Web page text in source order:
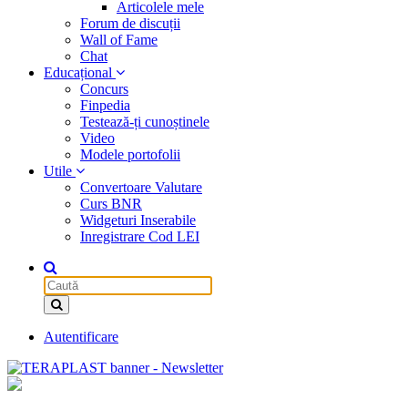
Articolele mele
Forum de discuții
Wall of Fame
Chat
Educațional
Concurs
Finpedia
Testează-ți cunoștinele
Video
Modele portofolii
Utile
Convertoare Valutare
Curs BNR
Widgeturi Inserabile
Inregistrare Cod LEI
Autentificare